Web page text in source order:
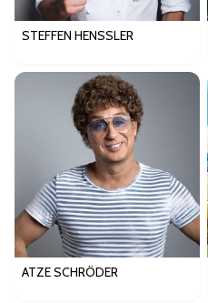
STEFFEN HENSSLER
ATZE SCHRÖDER